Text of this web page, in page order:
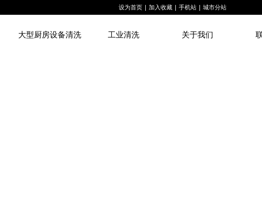
大型厨房设备清洗 工业清洗 关于我们
设为首页 加入收藏 手机站 城市分站